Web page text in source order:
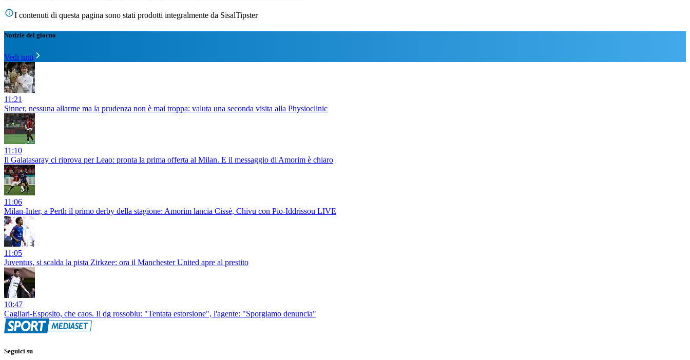
I contenuti di questa pagina sono stati prodotti integralmente da SisalTipster
Notizie del giorno
Vedi tutti
11:21
Sinner, nessuna allarme ma la prudenza non è mai troppa: valuta una seconda visita alla Physioclinic
11:10
Il Galatasaray ci riprova per Leao: pronta la prima offerta al Milan. E il messaggio di Amorim è chiaro
11:06
Milan-Inter, a Perth il primo derby della stagione: Amorim lancia Cissè, Chivu con Pio-Iddrissou LIVE
11:05
Juventus, si scalda la pista Zirkzee: ora il Manchester United apre al prestito
10:47
Cagliari-Esposito, che caos. Il dg rossoblu: "Tentata estorsione", l'agente: "Sporgiamo denuncia"
Seguici su